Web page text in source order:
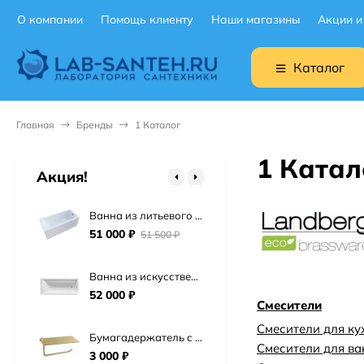
О компании Помощь клиенту Наши магазины Акции
Каталог
Главная Бренды 1 Каталог
1
Смесители
Смесители для
Смесители для
Акция!
Ванна из литьевого мрамора Астра-Форм Нью-Форм 170х75 см.
51 000 ₽ 51 500₽
Ванна из искусственного камня Астра-Форм Нейт 170х70
52 000 ₽
Бумагадержатель с полочкой Vivi Felice FL 1039 ORO OPACO матовое золото
3 000 ₽